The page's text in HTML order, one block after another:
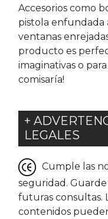
Accesorios como
pistola enfundada
ventanas
producto es
imaginativas o
comisaría!
+
LEGALES
Cumple las
seguridad.
futuras consultas.
contenidos